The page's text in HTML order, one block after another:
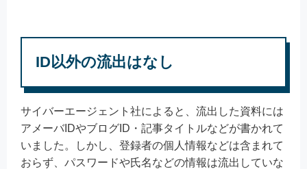
ID以外の流出はなし
サイバーエージェント社によると、流出した資料には
アメーバIDやブログID・記事タイトルなどが書かれて
いました。しかし、登録者の個人情報などは含まれて
おらず、パスワードや氏名などの情報は流出していな